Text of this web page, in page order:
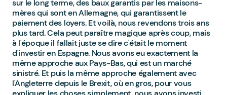
sur le long terme, des baux garantis par les maisons-
mères qui sont en Allemagne, qui garantissent le
paiement des loyers. Et voilà, nous revendons trois ans
plus tard. Cela peut paraître magique après coup, mais
à l'époque il fallait juste se dire c'était le moment
d'investir en Espagne. Nous avons eu exactement la
même approche aux Pays-Bas, qui est un marché
sinistré. Et puis la même approche également avec
l'Angleterre depuis le Brexit, où en gros, pour vous